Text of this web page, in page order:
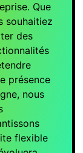
Que
souhaitiez
des
présence
nous
flexible